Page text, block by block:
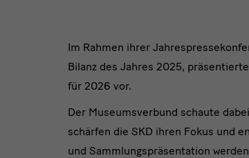
Im
Rahmen
ihrer
Im Rahmen ihrer
Bilanz des Jahres 2025,
für 2026 vor.
Der Museumsverbund schaute
schärfen die SKD ihren Fokus und
und Sammlungspräsentation